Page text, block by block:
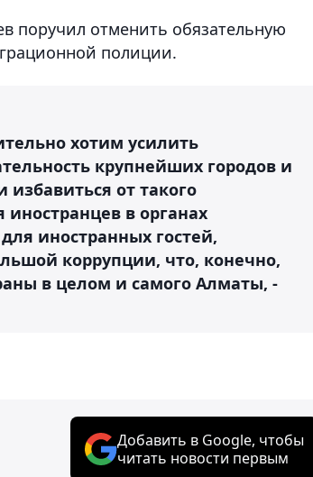
поручил отменить обязательную
полиции.
хотим усилить
крупнейших городов и
от такого
в органах
иностранных гостей,
коррупции, что, конечно,
в целом и самого Алматы, -
Добавить в Google, чтобы
читать новости первым